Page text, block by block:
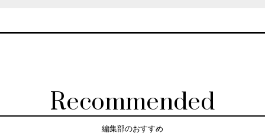
Recommended
編集部のおすすめ